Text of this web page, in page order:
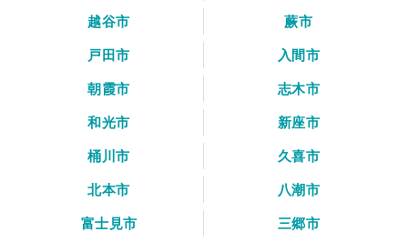
越谷市
蕨市
戸田市
入間市
朝霞市
志木市
和光市
新座市
桶川市
久喜市
北本市
八潮市
富士見市
三郷市